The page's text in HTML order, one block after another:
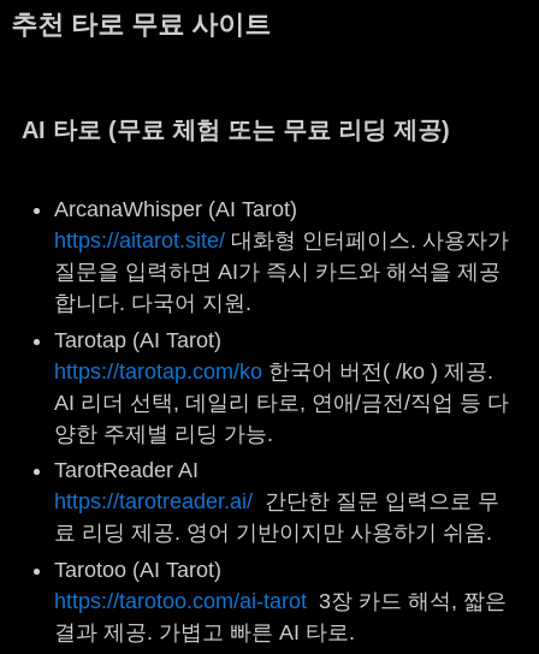
추천 타로 무료 사이트
AI 타로 (무료 체험 또는 무료 리딩 제공)
ArcanaWhisper (AI Tarot)
https://aitarot.site/대화형 인터페이스. 사용자가
질문을 입력하면 AI가 즉시 카드와 해석을 제공
합니다. 다국어 지원.
Tarotap (AI Tarot)
https://tarotap.com/ko한국어 버전( /ko ) 제공.
AI 리더 선택, 데일리 타로, 연애/금전/직업 등 다
양한 주제별 리딩 가능.
TarotReader AI
https://tarotreader.ai/ 간단한 질문 입력으로 무
료 리딩 제공. 영어 기반이지만 사용하기 쉬움.
Tarotoo (AI Tarot)
https://tarotoo.com/ai-tarot 3장 카드 해석, 짧은
결과 제공. 가볍고 빠른 AI 타로.